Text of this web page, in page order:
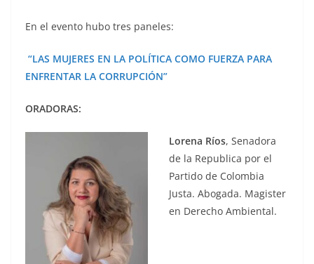
En el evento hubo tres paneles:
“LAS MUJERES EN LA POLÍTICA COMO FUERZA PARA
ENFRENTAR LA CORRUPCIÓN”
ORADORAS:
Lorena Ríos, Senadora
de la Republica por el
Partido de Colombia
Justa. Abogada. Magister
en Derecho Ambiental.